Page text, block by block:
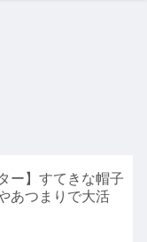
ー】すてきな帽子
あつまりで大活